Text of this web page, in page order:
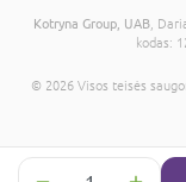
Kotryna Group, UAB ,
kodas:
© 2026 Visos teisės